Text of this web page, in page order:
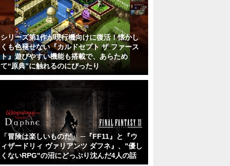
シリーズ第1作が現行機向けに復活！懐かし
くも色褪せない『カルドセプト ザ ファース
ト』遊びやすい機能も搭載で、あらため
て“原典”に触れるのにぴったり
「冒険は楽しいものだ」 ─『FF11』と『ウ
ィザードリィ ヴァリアンツ ダフネ』、"優し
くないRPG"の沼にどっぷり沈んだ4人の話